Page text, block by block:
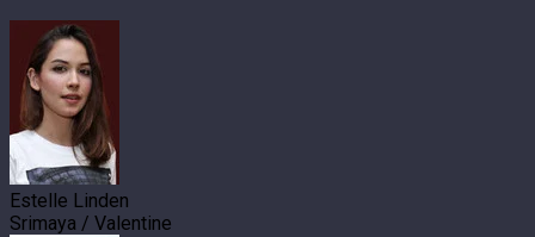
Estelle Linden
Srimaya / Valentine